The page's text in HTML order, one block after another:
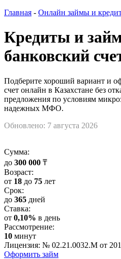
Главная - Онлайн займы и
Кредиты и
банковский
Подберите хороший вариант и
счет онлайн в Казахстане без
предложения по условиям
надежных МФО.
Обновлено: 7 августа 2026
Cумма:
до 300 000 ₸
Возраст:
от 18 до 75 лет
Срок:
до 365 дней
Cтавка:
от 0,10% в день
Рассмотрение:
10 минут
Лицензия: № 02.21.0032.М от
Оформить займ